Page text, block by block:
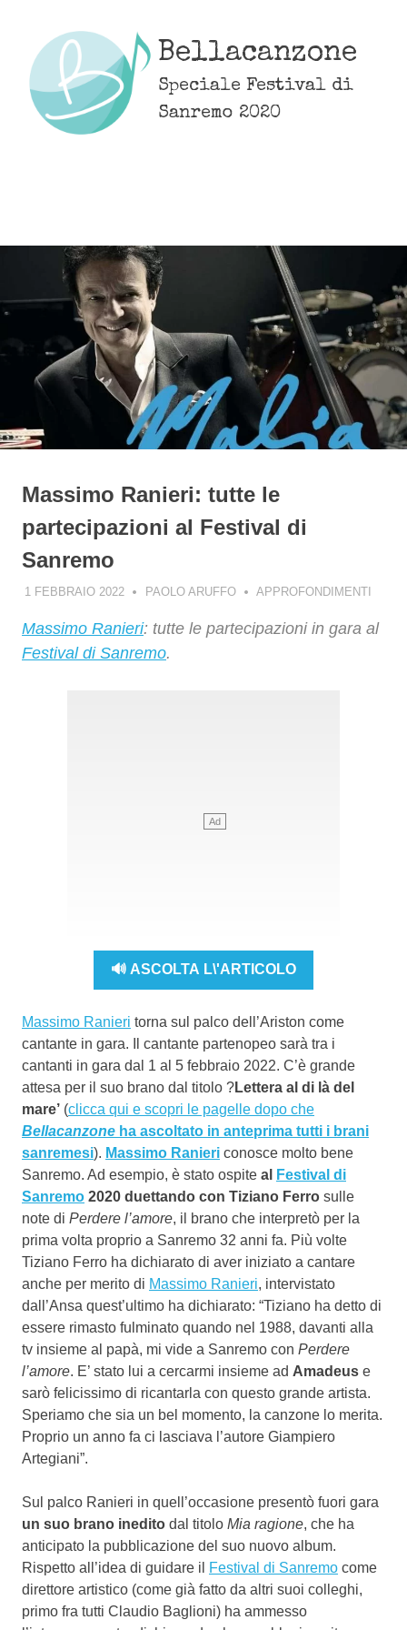
content
Bellacanzone
Speciale Festival di
Sanremo 2020
Massimo Ranieri: tutte le
partecipazioni al Festival di
Sanremo
1 FEBBRAIO 2022 PAOLO ARUFFO APPROFONDIMENTI
Massimo Ranieri: tutte le partecipazioni in gara al
Festival di Sanremo.
🔊 ASCOLTA L\'ARTICOLO
Massimo Ranieri torna sul palco dell’Ariston come
cantante in gara. Il cantante partenopeo sarà tra i
cantanti in gara dal 1 al 5 febbraio 2022. C’è grande
attesa per il suo brano dal titolo ?Lettera al di là del
mare’ (clicca qui e scopri le pagelle dopo che
Bellacanzone ha ascoltato in anteprima tutti i brani
sanremesi). Massimo Ranieri conosce molto bene
Sanremo. Ad esempio, è stato ospite al
Festival di
Sanremo 2020 duettando con Tiziano Ferro sulle
note di Perdere l’amore, il brano che interpretò per la
prima volta proprio a Sanremo 32 anni fa. Più volte
Tiziano Ferro ha dichiarato di aver iniziato a cantare
anche per merito di Massimo Ranieri, intervistato
dall’Ansa quest’ultimo ha dichiarato: “Tiziano ha detto di
essere rimasto fulminato quando nel 1988, davanti alla
tv insieme al papà, mi vide a Sanremo con Perdere
l’amore. E’ stato lui a cercarmi insieme ad Amadeus e
sarò felicissimo di ricantarla con questo grande artista.
Speriamo che sia un bel momento, la canzone lo merita.
Proprio un anno fa ci lasciava l’autore Giampiero
Artegiani”.
Sul palco Ranieri in quell’occasione presentò fuori gara
un suo brano inedito dal titolo Mia ragione, che ha
anticipato la pubblicazione del suo nuovo album.
Rispetto all’idea di guidare il
Festival di Sanremo come
direttore artistico (come già fatto da altri suoi colleghi,
primo fra tutti Claudio Baglioni) ha ammesso